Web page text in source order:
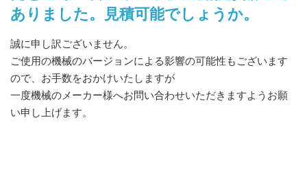
ありました。見積可能でしょうか。
誠に申し訳ございません。
ご使用の機械のバージョンによる影響の可能性もございます
ので、お手数をおかけいたしますが
一度機械のメーカー様へお問い合わせいただきますようお願
い申し上げます。